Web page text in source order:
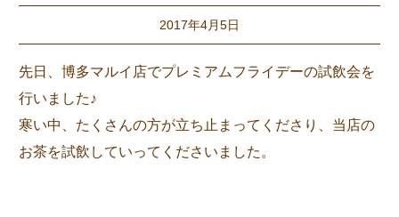
2017年4月5日
先日、博多マルイ店でプレミアムフライデーの試飲会を
行いました♪
寒い中、たくさんの方が立ち止まってくださり、当店の
お茶を試飲していってくださいました。